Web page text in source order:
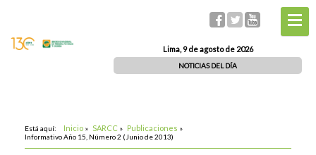
Lima, 9 de agosto de 2026
NOTICIAS DEL DÍA
Está aquí: Inicio » SARCC » Publicaciones »
Informativo Año 15, Número 2 (Junio de 2013)